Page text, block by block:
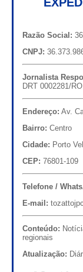
Razão Social:
CNPJ:
Jornalista
DRT 0002281/RO
Endereço: Av.
Bairro: Centro
Cidade: Porto
CEP: 76801-109
Telefone /
E-mail:
Conteúdo:
regionais
Atualização: